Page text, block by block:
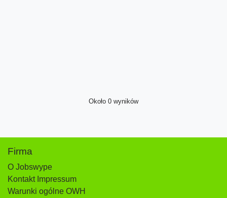
Około 0 wyników
Firma
O Jobswype
Kontakt Impressum
Warunki ogólne OWH